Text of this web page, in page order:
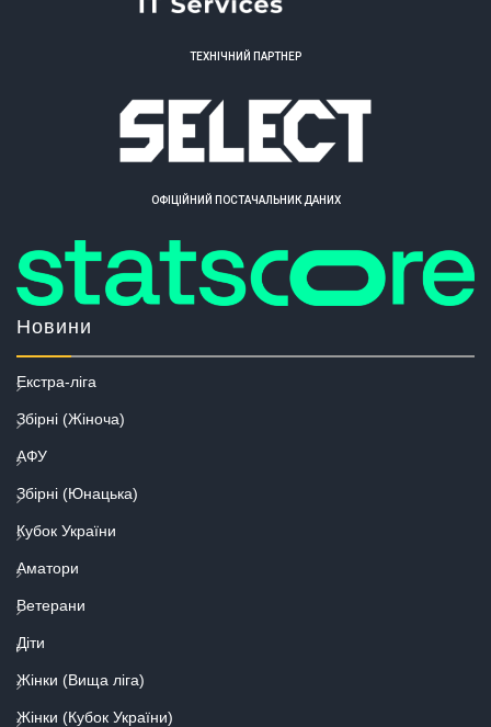
ТЕХНІЧНИЙ ПАРТНЕР
ОФІЦІЙНИЙ ПОСТАЧАЛЬНИК ДАНИХ
Новини
Екстра-ліга
Збірні (Жіноча)
АФУ
Збірні (Юнацька)
Кубок України
Аматори
Ветерани
Діти
Жінки (Вища ліга)
Жінки (Кубок України)